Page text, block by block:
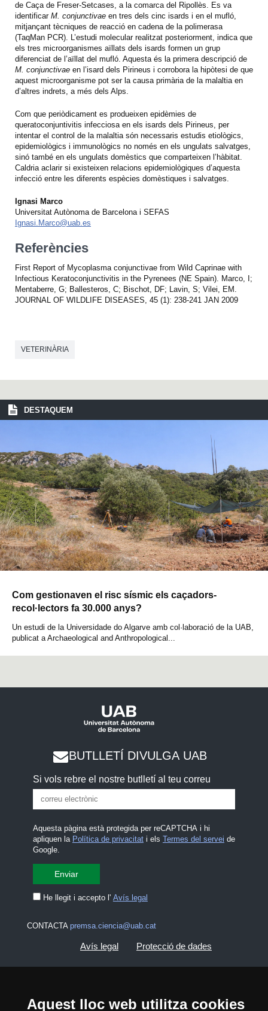
Aquest lloc web utilitza cookies
de Caça de Freser-Setcases, a la comarca del Ripollès. Es va
identificar M. conjunctivae en tres dels cinc isards i en el mufló,
mitjançant tècniques de reacció en cadena de la polimerasa
(TaqMan PCR). L’estudi molecular realitzat posteriorment, indica que
els tres microorganismes aïllats dels isards formen un grup
diferenciat de l’aïllat del mufló. Aquesta és la primera descripció de
M. conjunctivae en l’isard dels Pirineus i corrobora la hipòtesi de que
aquest microorganisme pot ser la causa primària de la malaltia en
d’altres indrets, a més dels Alps.
Com que periòdicament es produeixen epidèmies de
queratoconjuntivitis infecciosa en els isards dels Pirineus, per
intentar el control de la malaltia són necessaris estudis etiològics,
epidemiològics i immunològics no només en els ungulats salvatges,
sinó també en els ungulats domèstics que comparteixen l’hàbitat.
Caldria aclarir si existeixen relacions epidemiològiques d’aquesta
infecció entre les diferents espècies domèstiques i salvatges.
Ignasi Marco
Universitat Autònoma de Barcelona i SEFAS
Ignasi.Marco@uab.es
Referències
First Report of Mycoplasma conjunctivae from Wild Caprinae with
Infectious Keratoconjunctivitis in the Pyrenees (NE Spain). Marco, I;
Mentaberre, G; Ballesteros, C; Bischot, DF; Lavin, S; Vilei, EM.
JOURNAL OF WILDLIFE DISEASES, 45 (1): 238-241 JAN 2009
VETERINÀRIA
DESTAQUEM
Com gestionaven el risc sísmic els caçadors-
recol·lectors fa 30.000 anys?
Un estudi de la Universidade do Algarve amb col·laboració de la UAB,
publicat a Archaeological and Anthropological...
BUTLLETÍ DIVULGA UAB
Si vols rebre el nostre butlletí al teu correu
Aquesta pàgina està protegida per reCAPTCHA i hi
apliquen la Política de privacitati els Termes del servei de
Google.
He llegit i accepto l' Avís legal
CONTACTA premsa.ciencia@uab.cat
Avís legal Protecció de dades
Mapa del web UAB